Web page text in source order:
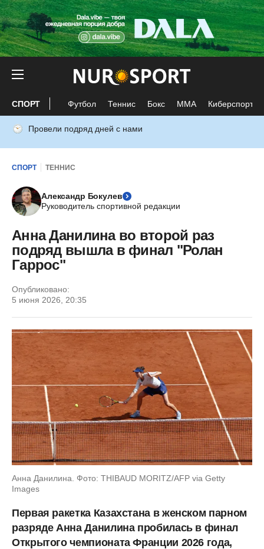
СПОРТ Футбол Теннис Бокс ММА Киберспорт
Провели подряд дней с нами
СПОРТ ТЕННИС
Александр Бокулев
Руководитель спортивной редакции
Анна Данилина во второй раз
подряд вышла в финал "Ролан
Гаррос"
Опубликовано:
5 июня 2026, 20:35
Анна Данилина. Фото: THIBAUD MORITZ/AFP via Getty
Images
Первая ракетка Казахстана в женском парном
разряде Анна Данилина пробилась в финал
Открытого чемпионата Франции 2026 года,